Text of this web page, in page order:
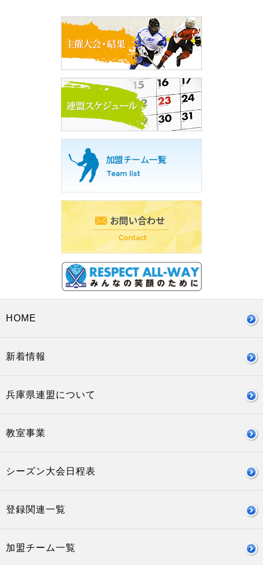
HOME
新着情報
兵庫県連盟について
教室事業
シーズン大会日程表
登録関連一覧
加盟チーム一覧